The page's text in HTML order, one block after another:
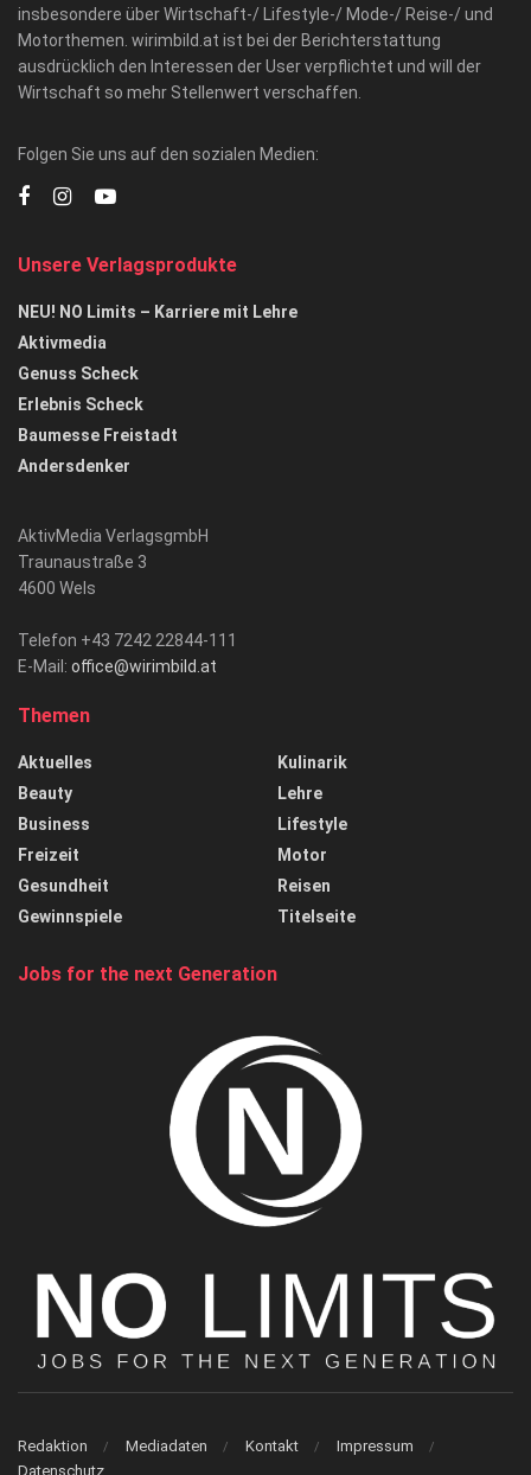
insbesondere über Wirtschaft-/ Lifestyle-/ Mode-/ Reise-/ und
Motorthemen. wirimbild.at ist bei der Berichterstattung
ausdrücklich den Interessen der User verpflichtet und will der
Wirtschaft so mehr Stellenwert verschaffen.
Folgen Sie uns auf den sozialen Medien:
Unsere Verlagsprodukte
NEU! NO Limits – Karriere mit Lehre
Aktivmedia
Genuss Scheck
Erlebnis Scheck
Baumesse Freistadt
Andersdenker
AktivMedia VerlagsgmbH
Traunaustraße 3
4600 Wels
Telefon +43 7242 22844-111
E-Mail: office@wirimbild.at
Themen
Aktuelles
Beauty
Business
Freizeit
Gesundheit
Gewinnspiele
Kulinarik
Lehre
Lifestyle
Motor
Reisen
Titelseite
Jobs for the next Generation
Redaktion Mediadaten Kontakt
Impressum
Datenschutz